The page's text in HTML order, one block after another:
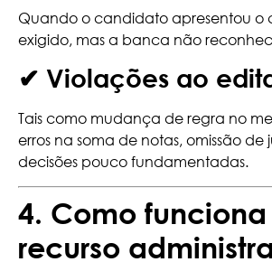
Quando o candidato apresentou o
exigido, mas a banca não
✔ Violações ao
Tais como mudança de regra no
erros na soma de notas, omissão de
decisões pouco fundamentadas.
4. Como
recurso